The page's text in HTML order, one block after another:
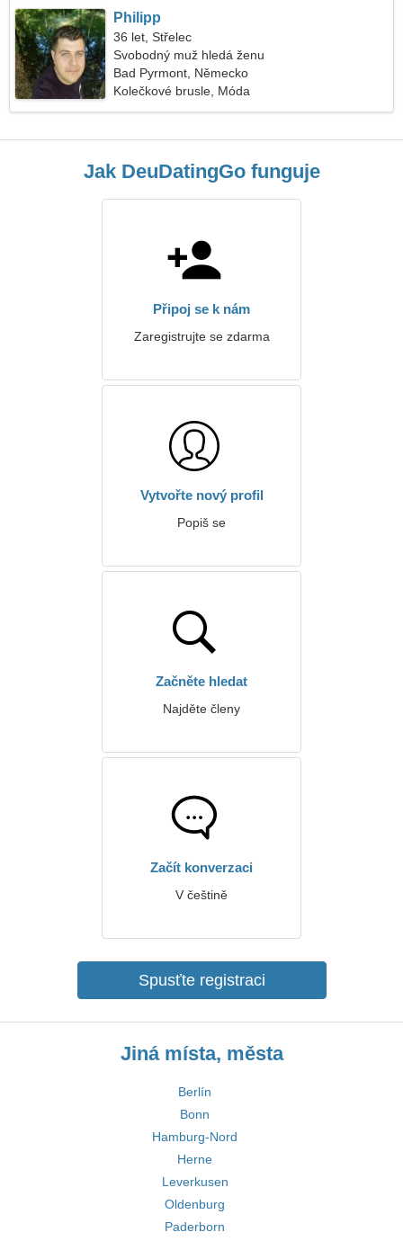
Philipp
36 let, Střelec
Svobodný muž hledá ženu
Bad Pyrmont, Německo
Kolečkové brusle, Móda
Jak DeuDatingGo funguje
Připoj se k nám
Zaregistrujte se zdarma
Vytvořte nový profil
Popiš se
Začněte hledat
Najděte členy
Začít konverzaci
V češtině
Spusťte registraci
Jiná místa, města
Berlín
Bonn
Hamburg-Nord
Herne
Leverkusen
Oldenburg
Paderborn